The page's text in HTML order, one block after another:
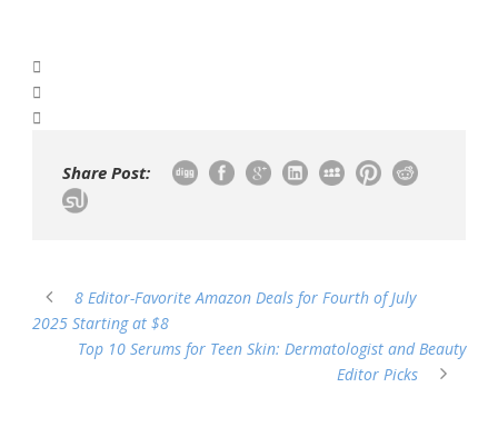
Share Post:
8 Editor-Favorite Amazon Deals for Fourth of July
2025 Starting at $8
Top 10 Serums for Teen Skin: Dermatologist and Beauty
Editor Picks